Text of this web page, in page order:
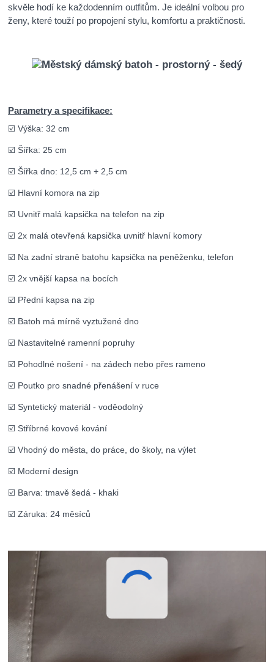
skvěle hodí ke každodenním outfitům. Je ideální volbou pro
ženy, které touží po propojení stylu, komfortu a praktičnosti.
Parametry a specifikace:
☑️ Výška: 32 cm
☑️ Šířka: 25 cm
☑️ Šířka dno: 12,5 cm + 2,5 cm
☑️ Hlavní komora na zip
☑️ Uvnitř malá kapsička na telefon na zip
☑️ 2x malá otevřená kapsička uvnitř hlavní komory
☑️ Na zadní straně batohu kapsička na peněženku, telefon
☑️ 2x vnější kapsa na bocích
☑️ Přední kapsa na zip
☑️ Batoh má mírně vyztužené dno
☑️ Nastavitelné ramenní popruhy
☑️ Pohodlné nošení - na zádech nebo přes rameno
☑️ Poutko pro snadné přenášení v ruce
☑️ Syntetický materiál - voděodolný
☑️ Stříbrné kovové kování
☑️ Vhodný do města, do práce, do školy, na výlet
☑️ Moderní design
☑️ Barva: tmavě šedá - khaki
☑️Záruka: 24 měsíců